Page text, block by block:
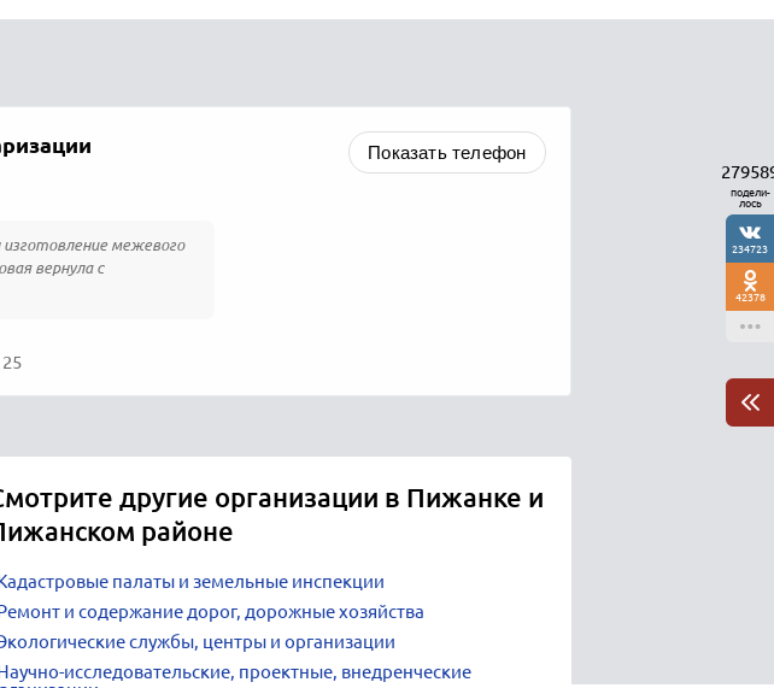
межевого
вернула с
Показать телефон
другие организации в Пижанке и
районе
палаты и земельные инспекции
и содержание дорог, дорожные хозяйства
службы, центры и организации
исследовательские, проектные, внедренческие
подели-
лось
234723
42378